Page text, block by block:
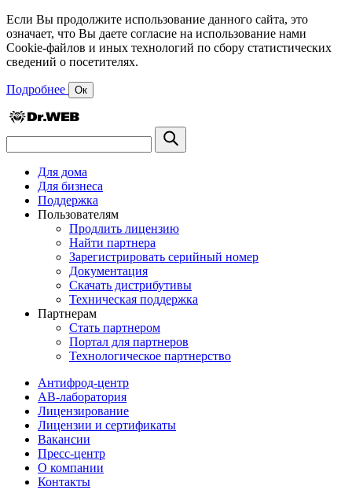
Если Вы продолжите использование данного сайта, это
означает, что Вы даете согласие на использование нами
Cookie-файлов и иных технологий по сбору статистических
сведений о посетителях.
Подробнее Ок
Для дома
Для бизнеса
Поддержка
Пользователям
Продлить лицензию
Найти партнера
Зарегистрировать серийный номер
Документация
Скачать дистрибутивы
Техническая поддержка
Партнерам
Стать партнером
Портал для партнеров
Технологическое партнерство
Антифрод-центр
АВ-лаборатория
Лицензирование
Лицензии и сертификаты
Вакансии
Пресс-центр
О компании
Контакты